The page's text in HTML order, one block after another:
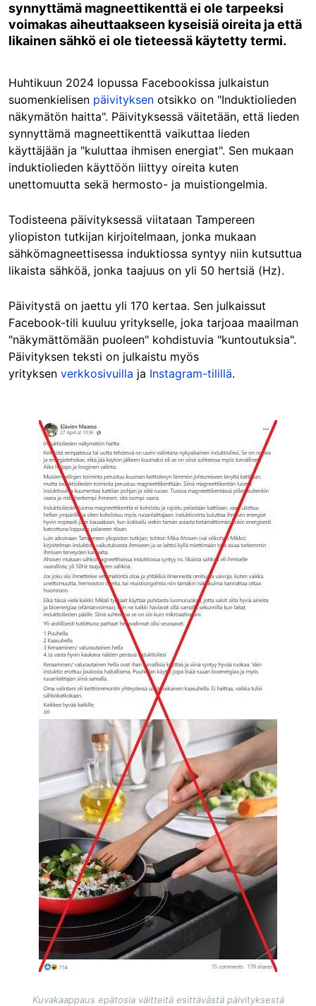
synnyttämä magneettikenttä ei ole tarpeeksi
voimakas aiheuttaakseen kyseisiä oireita ja että
likainen sähkö ei ole tieteessä käytetty termi.
Huhtikuun 2024 lopussa Facebookissa julkaistun
suomenkielisen päivityksen otsikko on "Induktiolieden
näkymätön haitta". Päivityksessä väitetään, että lieden
synnyttämä magneettikenttä vaikuttaa lieden
käyttäjään ja "kuluttaa ihmisen energiat". Sen mukaan
induktiolieden käyttöön liittyy oireita kuten
unettomuutta sekä hermosto- ja muistiongelmia.
Todisteena päivityksessä viitataan Tampereen
yliopiston tutkijan kirjoitelmaan, jonka mukaan
sähkömagneettisessa induktiossa syntyy niin kutsuttua
likaista sähköä, jonka taajuus on yli 50 hertsiä (Hz).
Päivitystä on jaettu yli 170 kertaa. Sen julkaissut
Facebook-tili kuuluu yritykselle, joka tarjoaa maailman
"näkymättömään puoleen" kohdistuvia "kuntoutuksia".
Päivityksen teksti on julkaistu myös
yrityksen verkkosivuilla ja Instagram-tilillä.
Image
Kuvakaappaus epätosia väitteitä esittävästä päivityksestä